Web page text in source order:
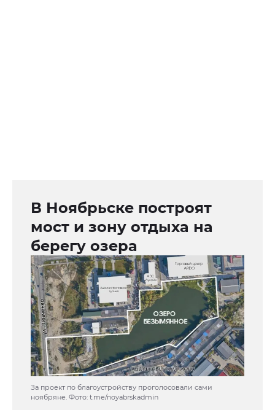
В Ноябрьске построят
мост и зону отдыха на
берегу озера
За проект по благоустройству проголосовали сами
ноябряне. Фото: t.me/noyabrskadmin